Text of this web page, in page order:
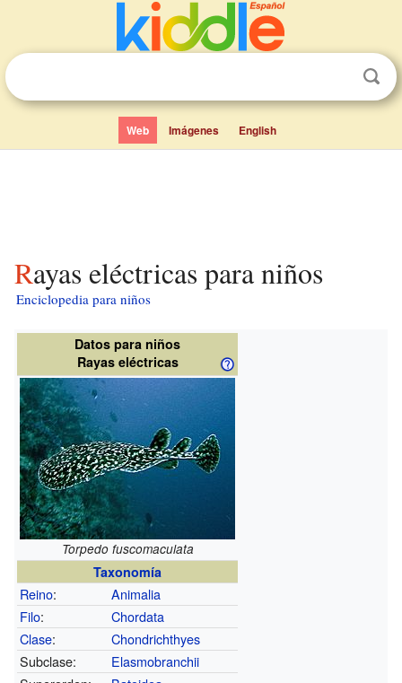
Web Imágenes English
Rayas eléctricas para niños
Enciclopedia para niños
Datos para niños
Rayas eléctricas
Torpedo fuscomaculata
Taxonomía
Reino:
Animalia
Filo:
Chordata
Clase:
Chondrichthyes
Subclase:
Elasmobranchii